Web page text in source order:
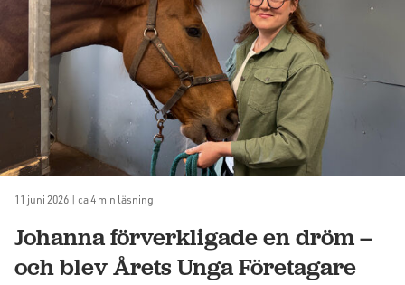
11 juni 2026 | ca 4 min läsning
Johanna förverkligade en dröm –
och blev Årets Unga Företagare